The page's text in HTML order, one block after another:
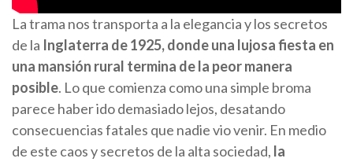
La trama nos transporta a la elegancia y los secretos
de la Inglaterra de 1925, donde una lujosa fiesta en
una mansión rural termina de la peor manera
posible. Lo que comienza como una simple broma
parece haber ido demasiado lejos, desatando
consecuencias fatales que nadie vio venir. En medio
de este caos y secretos de la alta sociedad, la